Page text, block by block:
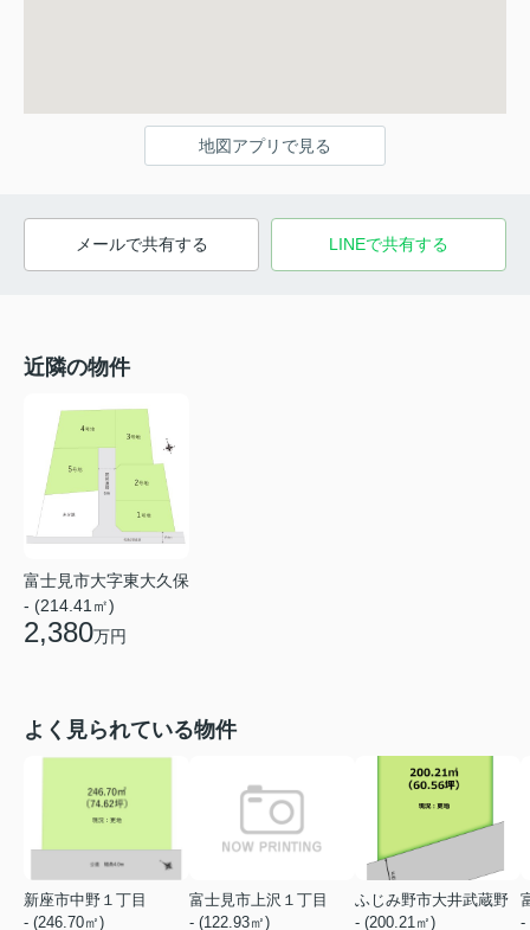
地図アプリで見る
メールで共有する LINEで共有する
近隣の物件
富士見市大字東大久保
- (214.41㎡)
2,380万円
よく見られている物件
新座市中野１丁目
- (246.70㎡)
富士見市上沢１丁目
- (122.93㎡)
ふじみ野市大井武蔵野
- (200.21㎡)
-